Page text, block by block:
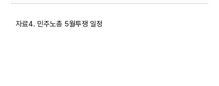
자료4. 민주노총 5월투쟁 일정
노동상담